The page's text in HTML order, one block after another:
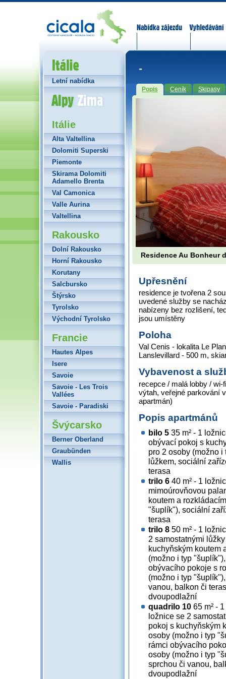
-
Popis Ceník Skipasy
Residence Au Bonheur
Upřesnění
residence je tvořena 2
uvedené služby se
nabízeny bez rozlišení,
jsou umístěny
Poloha
Val Cenis - lokalita Le
Lanslevillard - 500 m,
Vybavenost a
recepce / malá lobby /
výtah, veřejné parkování
apartmán)
Popis apartmánů
bilo 5 35 m² - 1
obývací pokoj s
pro 2 osoby (možno
lůžkem, sociální
terasa
trilo 6 40 m² - 1
mimoúrovňovou
koutem a
"šuplík"), sociální
terasa
trilo 8 50 m² - 1
2 samostatnými
kuchyňským koutem
(možno i typ
obývacího pokoje s
(možno i typ
vanou, balkon či
dvoupodlažní
quadrilo 10 65 m² -
ložnice se 2
pokoj s kuchyňským
osoby (možno i typ
rámci obývacího
osoby (možno i typ
sprchou či vanou,
dvoupodlažní
Itálie
Letní nabídka
Alpy Zima
Itálie
Alta Valtellina
Dolomiti Superski
Piemonte
Skirama Dolomiti
Adamello Brenta
Val Camonica
Valle Aurina
Valtellina
Rakousko
Dolní Rakousko
Horní Rakousko
Korutany
Salcbursko
Štýrsko
Tyrolsko
Východní Tyrolsko
Francie
Hautes Alpes
Isere
Savoie
Savoie - Les Trois
Vallées
Savoie - Paradiski
Švýcarsko
Berner Oberland
Graubünden
Wallis